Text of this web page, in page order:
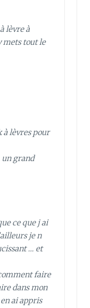
lèvre à
mets tout le
à lèvres pour
un grand
ce que j ai
je n
… et
faire
dans mon
ai appris